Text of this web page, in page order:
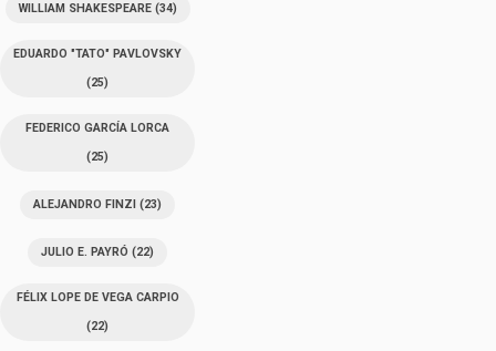
WILLIAM SHAKESPEARE(34)
EDUARDO "TATO" PAVLOVSKY
(25)
FEDERICO GARCÍA LORCA
(25)
ALEJANDRO FINZI (23)
JULIO E. PAYRÓ (22)
FÉLIX LOPE DE VEGA CARPIO
(22)